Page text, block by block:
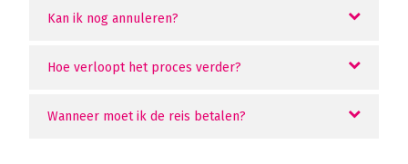
Kan ik nog annuleren?
Hoe verloopt het proces verder?
Wanneer moet ik de reis betalen?